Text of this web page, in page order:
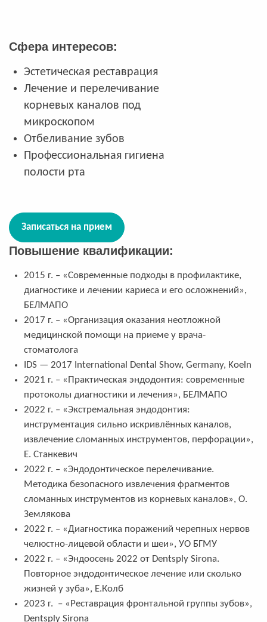
Сфера интересов:
Эстетическая реставрация
Лечение и перелечивание
корневых каналов под
микроскопом
Отбеливание зубов
Профессиональная гигиена
полости рта
Записаться на прием
Повышение квалификации:
2015 г. – «Современные подходы в профилактике,
диагностике и лечении кариеса и его осложнений»,
БЕЛМАПО
2017 г. – «Организация оказания неотложной
медицинской помощи на приеме у врача-
стоматолога
IDS — 2017 International Dental Show, Germany, Koeln
2021 г. – «Практическая эндодонтия: современные
протоколы диагностики и лечения», БЕЛМАПО
2022 г. – «Экстремальная эндодонтия:
инструментация сильно искривлённых каналов,
извлечение сломанных инструментов, перфорации»,
Е. Станкевич
2022 г. – «Эндодонтическое перелечивание.
Методика безопасного извлечения фрагментов
сломанных инструментов из корневых каналов», О.
Землякова
2022 г. – «Диагностика поражений черепных нервов
челюстно-лицевой области и шеи», УО БГМУ
2022 г. – «Эндоосень 2022 от Dentsply Sirona.
Повторное эндодонтическое лечение или сколько
жизней у зуба», Е.Колб
2023 г. – «Реставрация фронтальной группы зубов»,
Dentsply Sirona